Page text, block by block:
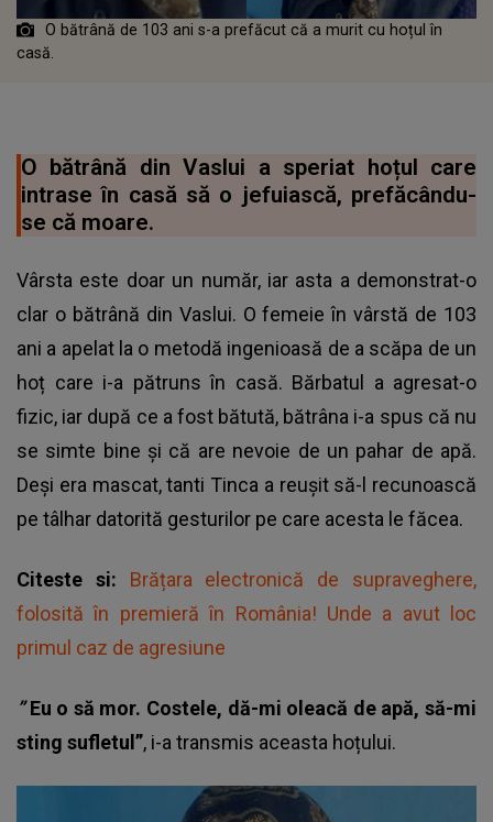
O bătrână de 103 ani s-a prefăcut că a murit cu hoțul în
casă.
O bătrână din Vaslui a speriat hoțul care
intrase în casă să o jefuiască, prefăcându-
se că moare.
Vârsta este doar un număr, iar asta a demonstrat-o
clar o bătrână din Vaslui. O femeie în vârstă de 103
ani a apelat la o metodă ingenioasă de a scăpa de un
hoț care i-a pătruns în casă. Bărbatul a agresat-o
fizic, iar după ce a fost bătută, bătrâna i-a spus că nu
se simte bine și că are nevoie de un pahar de apă.
Deşi era mascat, tanti Tinca a reuşit să-l recunoască
pe tâlhar datorită gesturilor pe care acesta le făcea.
Citeste si: Brățara electronică de supraveghere,
folosită în premieră în România! Unde a avut loc
primul caz de agresiune
”Eu o să mor. Costele, dă-mi oleacă de apă, să-mi
sting sufletul”, i-a transmis aceasta hoțului.